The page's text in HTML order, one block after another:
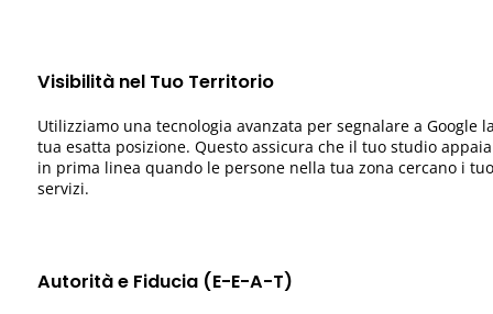
Visibilità nel Tuo Territorio
Utilizziamo una tecnologia avanzata per segnalare a Google
tua esatta posizione. Questo assicura che il tuo studio appaia
in prima linea quando le persone nella tua zona cercano i
servizi.
Autorità e Fiducia (E-E-A-T)